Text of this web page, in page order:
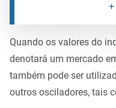
Quando os valores do
denotará um mercado
também pode ser
outros osciladores, tais